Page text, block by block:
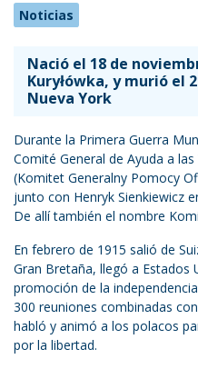
Noticias
Nació el 18 de
Kuryłówka, y murió el
Nueva York
Durante la Primera Guerra
Comité General de Ayuda a
(Komitet Generalny Pomocy
junto con Henryk Sienkiewicz
De allí también el nombre
En febrero de 1915 salió de
Gran Bretaña, llegó a Estados
promoción de la
300 reuniones combinadas
habló y animó a los polacos
por la libertad.